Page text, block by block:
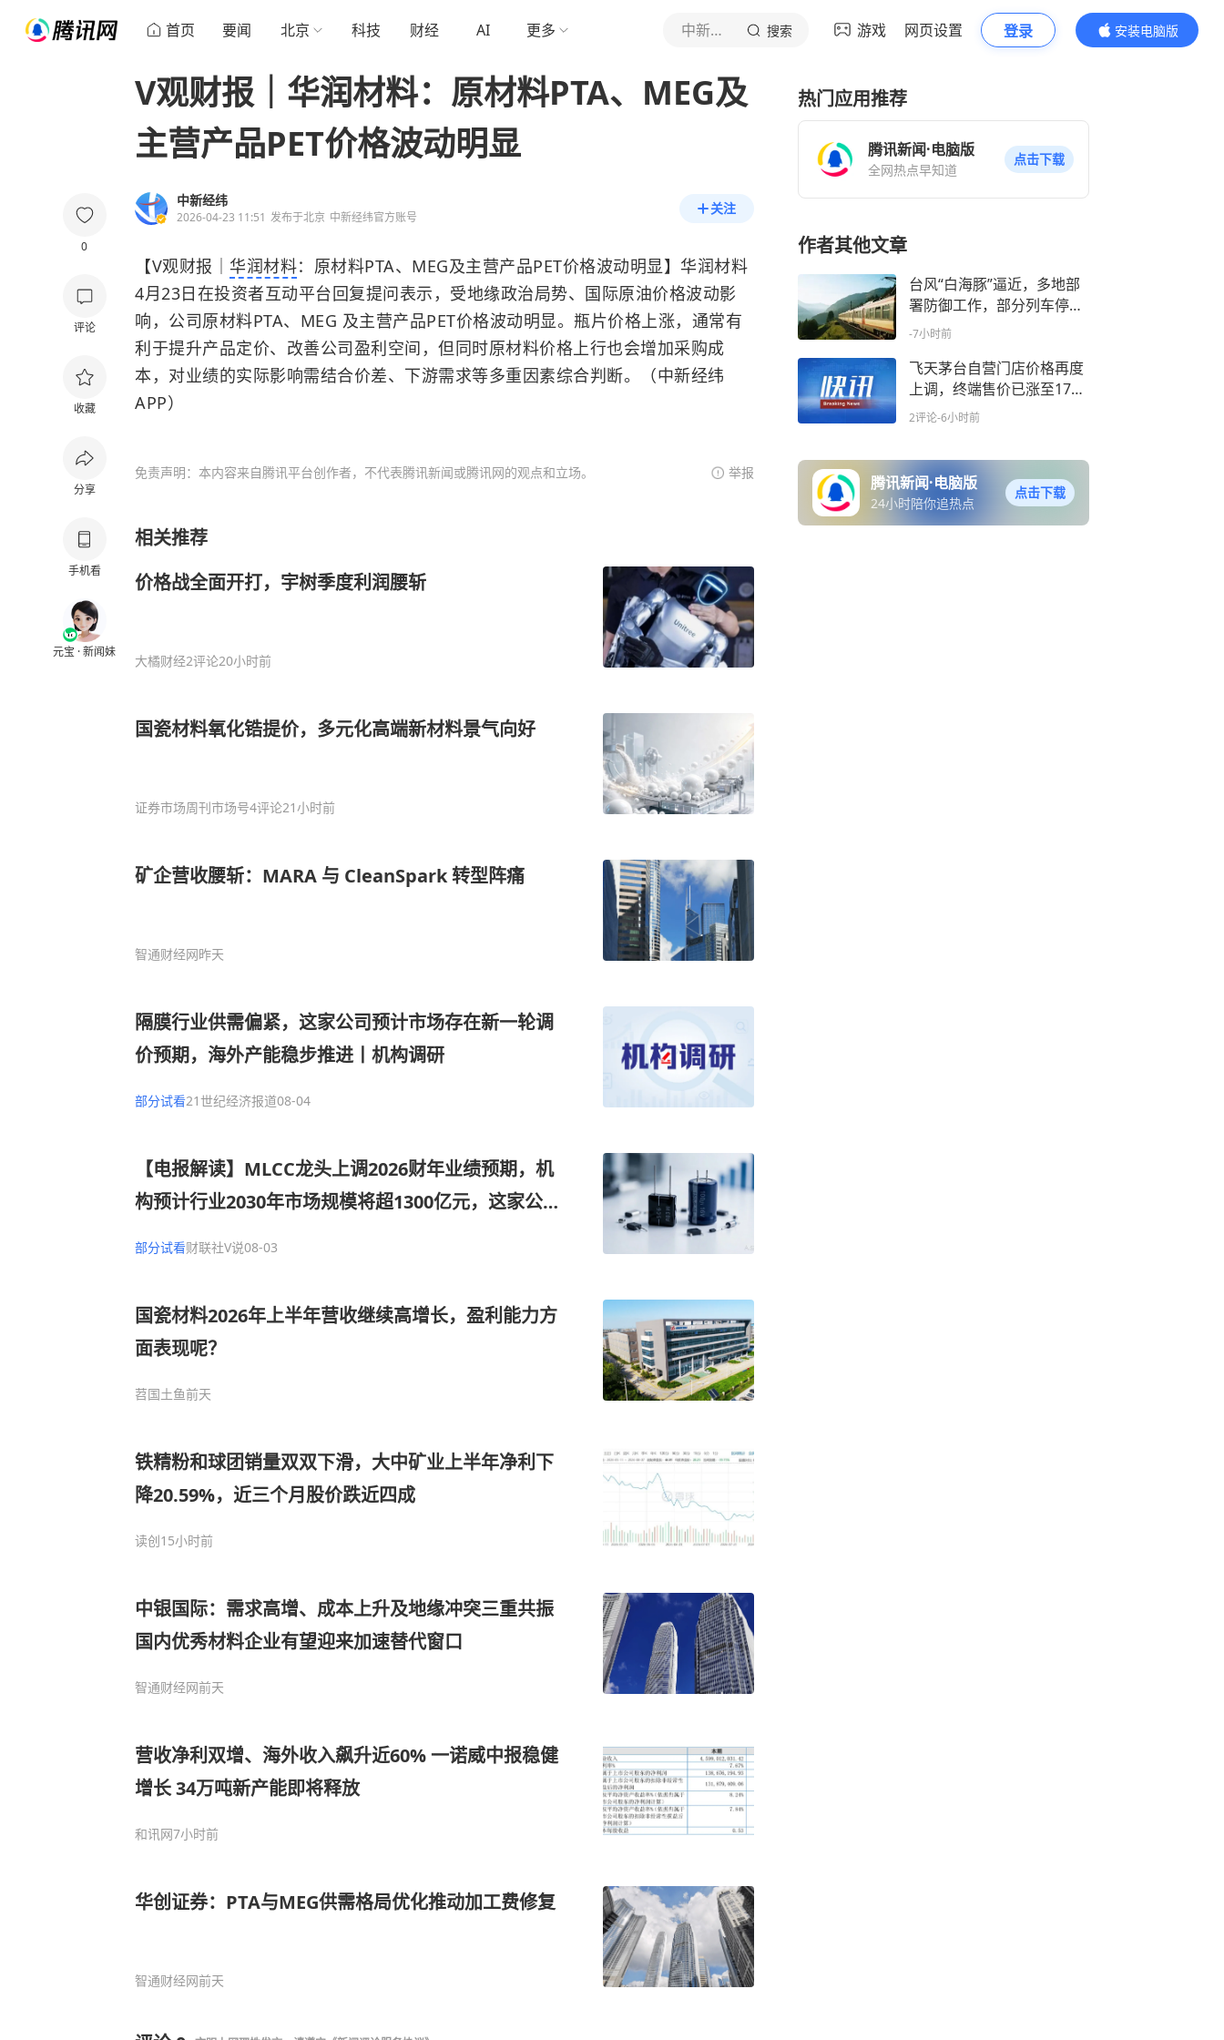
首页 要闻 北京 科技 财经 AI 更多 中新经纬 搜索 游戏 网页设置 登录
安装电脑版
内容更精彩
0
评论
收藏
分享
手机看
元宝 · 新闻妹
V观财报｜华润材料：原材料PTA、MEG及
主营产品PET价格波动明显
中新经纬
2026-04-23 11:51 发布于北京 中新经纬官方账号
关注
【V观财报｜ 华润材料：原材料PTA、MEG及主营产品PET价格波动明显】华润材料
4月23日在投资者互动平台回复提问表示，受地缘政治局势、国际原油价格波动影
响，公司原材料PTA、MEG 及主营产品PET价格波动明显。瓶片价格上涨，通常有
利于提升产品定价、改善公司盈利空间，但同时原材料价格上行也会增加采购成
本，对业绩的实际影响需结合价差、下游需求等多重因素综合判断。（中新经纬
APP）
免责声明：本内容来自腾讯平台创作者，不代表腾讯新闻或腾讯网的观点和立场。 举报
相关推荐
价格战全面开打，宇树季度利润腰斩
大橘财经2评论20小时前
国瓷材料氧化锆提价，多元化高端新材料景气向好
证券市场周刊市场号4评论21小时前
矿企营收腰斩：MARA 与 CleanSpark 转型阵痛
智通财经网昨天
隔膜行业供需偏紧，这家公司预计市场存在新一轮调
价预期，海外产能稳步推进丨机构调研
部分试看21世纪经济报道08-04
【电报解读】MLCC龙头上调2026财年业绩预期，机
构预计行业2030年市场规模将超1300亿元，这家公司
部分试看财联社V说08-03
国瓷材料2026年上半年营收继续高增长，盈利能力方
面表现呢？
苕国土鱼前天
铁精粉和球团销量双双下滑，大中矿业上半年净利下
降20.59%，近三个月股价跌近四成
读创15小时前
中银国际：需求高增、成本上升及地缘冲突三重共振
国内优秀材料企业有望迎来加速替代窗口
智通财经网前天
营收净利双增、海外收入飙升近60% 一诺威中报稳健
增长 34万吨新产能即将释放
和讯网7小时前
华创证券：PTA与MEG供需格局优化推动加工费修复
智通财经网前天
热门应用推荐
腾讯新闻·电脑版
全网热点早知道
点击下载
作者其他文章
台风“白海豚”逼近，多地部
署防御工作，部分列车停
运，多家景区调整运营，多
-7小时前
飞天茅台自营门店价格再度
上调，终端售价已涨至1760
元/瓶
2评论-6小时前
腾讯新闻·电脑版
24小时陪你追热点
点击下载